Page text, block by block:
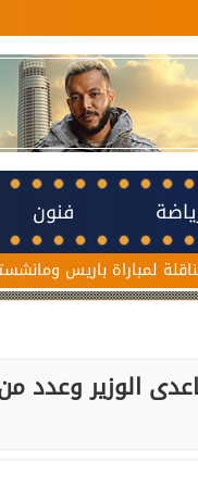
فنون
باريس ومانشستر
الوزير وعدد